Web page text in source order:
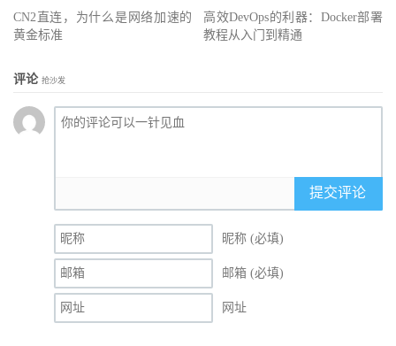
CN2直连，为什么是网络加速的
黄金标准
高效DevOps的利器：Docker部署
教程从入门到精通
评论 抢沙发
提交评论
昵称 (必填)
邮箱 (必填)
网址